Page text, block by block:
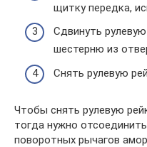
щитку передка,
Сдвинуть
шестерню из
Снять рулевую
Чтобы снять рулевую
тогда нужно
поворотных рычагов